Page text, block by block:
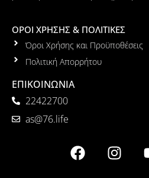
ΟΡΟΙ ΧΡΗΣΗΣ & ΠΟΛΙΤΙΚΕΣ
Όροι Χρήσης και Προϋποθέσεις
Πολιτική Απορρήτου
ΕΠΙΚΟΙΝΩΝΙΑ
22422700
as@76.life